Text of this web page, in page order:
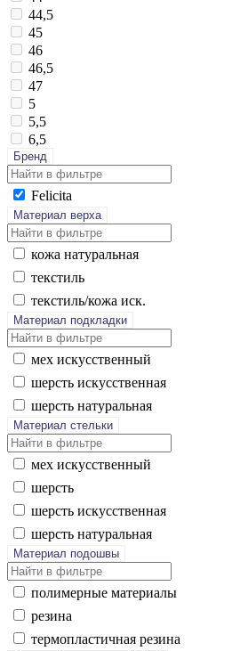
44,5
45
46
46,5
47
5
5,5
6,5
Бренд
Fe­lici­ta
Материал верха
ко­жа на­тураль­ная
текс­тиль
текс­тиль/ко­жа иск.
Материал подкладки
мех ис­кусс­твен­ный
шерсть ис­кусс­твен­ная
шерсть на­тураль­ная
Материал стельки
мех ис­кусс­твен­ный
шерсть
шерсть ис­кусс­твен­ная
шерсть на­тураль­ная
Материал подошвы
по­лимер­ные ма­тери­алы
ре­зина
тер­моплас­тичная ре­зина